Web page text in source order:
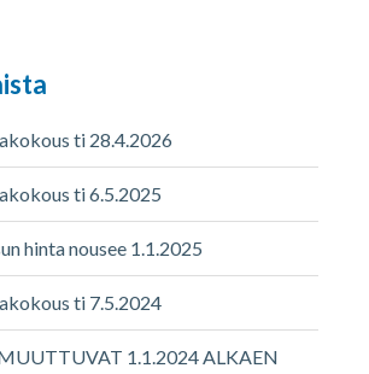
ti 28.4.2026
ti 6.5.2025
hinta nousee 1.1.2025
ti 7.5.2024
1.1.2024 ALKAEN